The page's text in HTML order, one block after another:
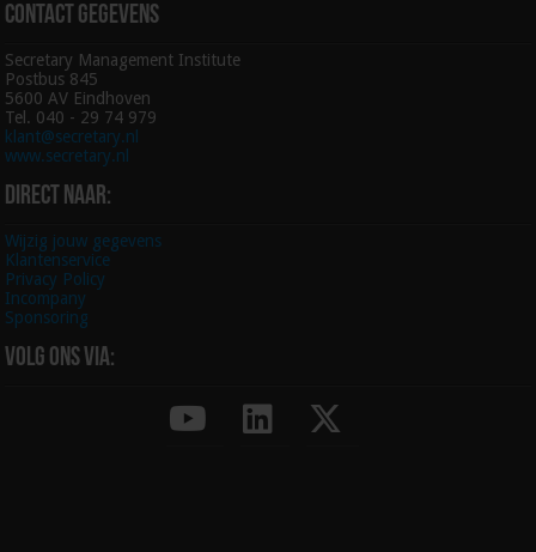
Contact gegevens
Secretary Management Institute
Postbus 845
5600 AV Eindhoven
Tel. 040 - 29 74 979
klant@secretary.nl
www.secretary.nl
Direct naar:
Wijzig jouw gegevens
Klantenservice
Privacy Policy
Incompany
Sponsoring
Volg ons via: